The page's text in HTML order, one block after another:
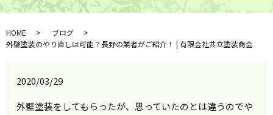
HOME
ブログ
外壁塗装のやり直しは可能？長野の業者がご紹介！ | 有限会社共立塗装商会
2020/03/29
外壁塗装をしてもらったが、思っていたのとは違うのでや